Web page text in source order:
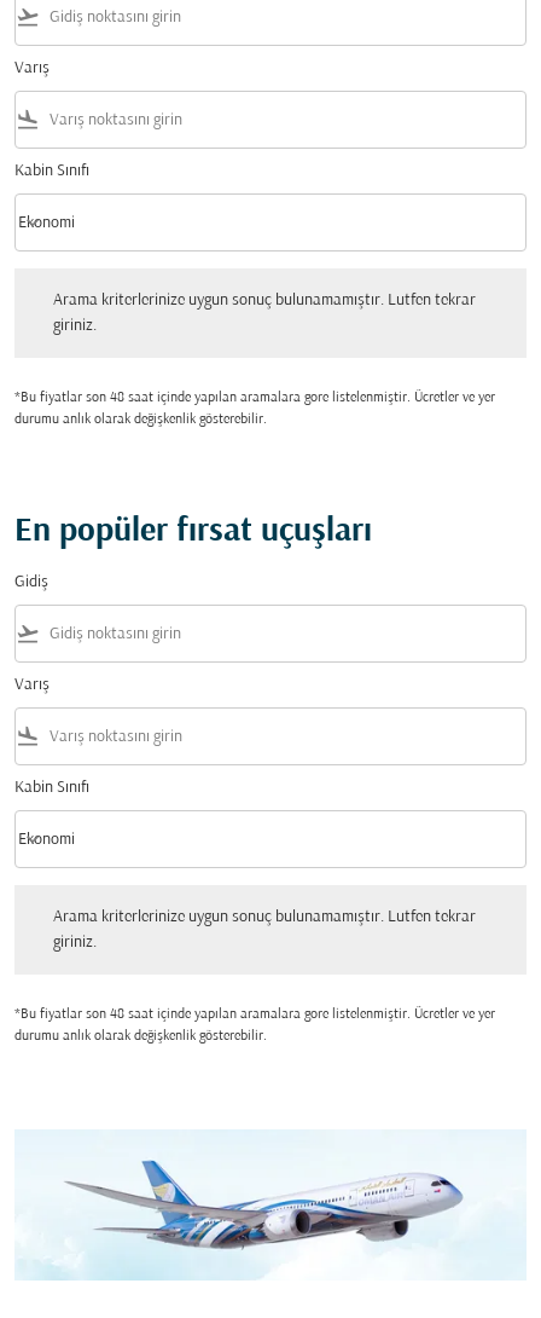
flight_takeoff
Varış
flight_land
Kabin Sınıfı
Kabin Sınıfı option Ekonomi Selected
Ekonomi
keyboard_arrow_down
Arama kriterlerinize uygun sonuç bulunamamıştır. Lutfen tekrar
giriniz.
*Bu fiyatlar son 48 saat içinde yapılan aramalara gore listelenmiştir. Ücretler ve yer
durumu anlık olarak değişkenlik gösterebilir.
En popüler fırsat uçuşları
Gidiş
flight_takeoff
Varış
flight_land
Kabin Sınıfı
Kabin Sınıfı option Ekonomi Selected
Ekonomi
keyboard_arrow_down
Arama kriterlerinize uygun sonuç bulunamamıştır. Lutfen tekrar
giriniz.
*Bu fiyatlar son 48 saat içinde yapılan aramalara gore listelenmiştir. Ücretler ve yer
durumu anlık olarak değişkenlik gösterebilir.